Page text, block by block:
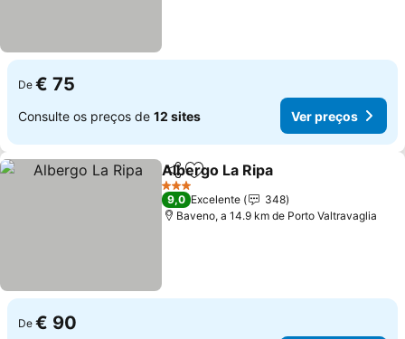
De € 75
Consulte os preços de 12 sites Ver preços
PartilharAdicionar aos favoritos
Albergo La Ripa
3 Estrelas
9,0 Excelente
348
Baveno, a 14.9 km de Porto Valtravaglia
De € 90